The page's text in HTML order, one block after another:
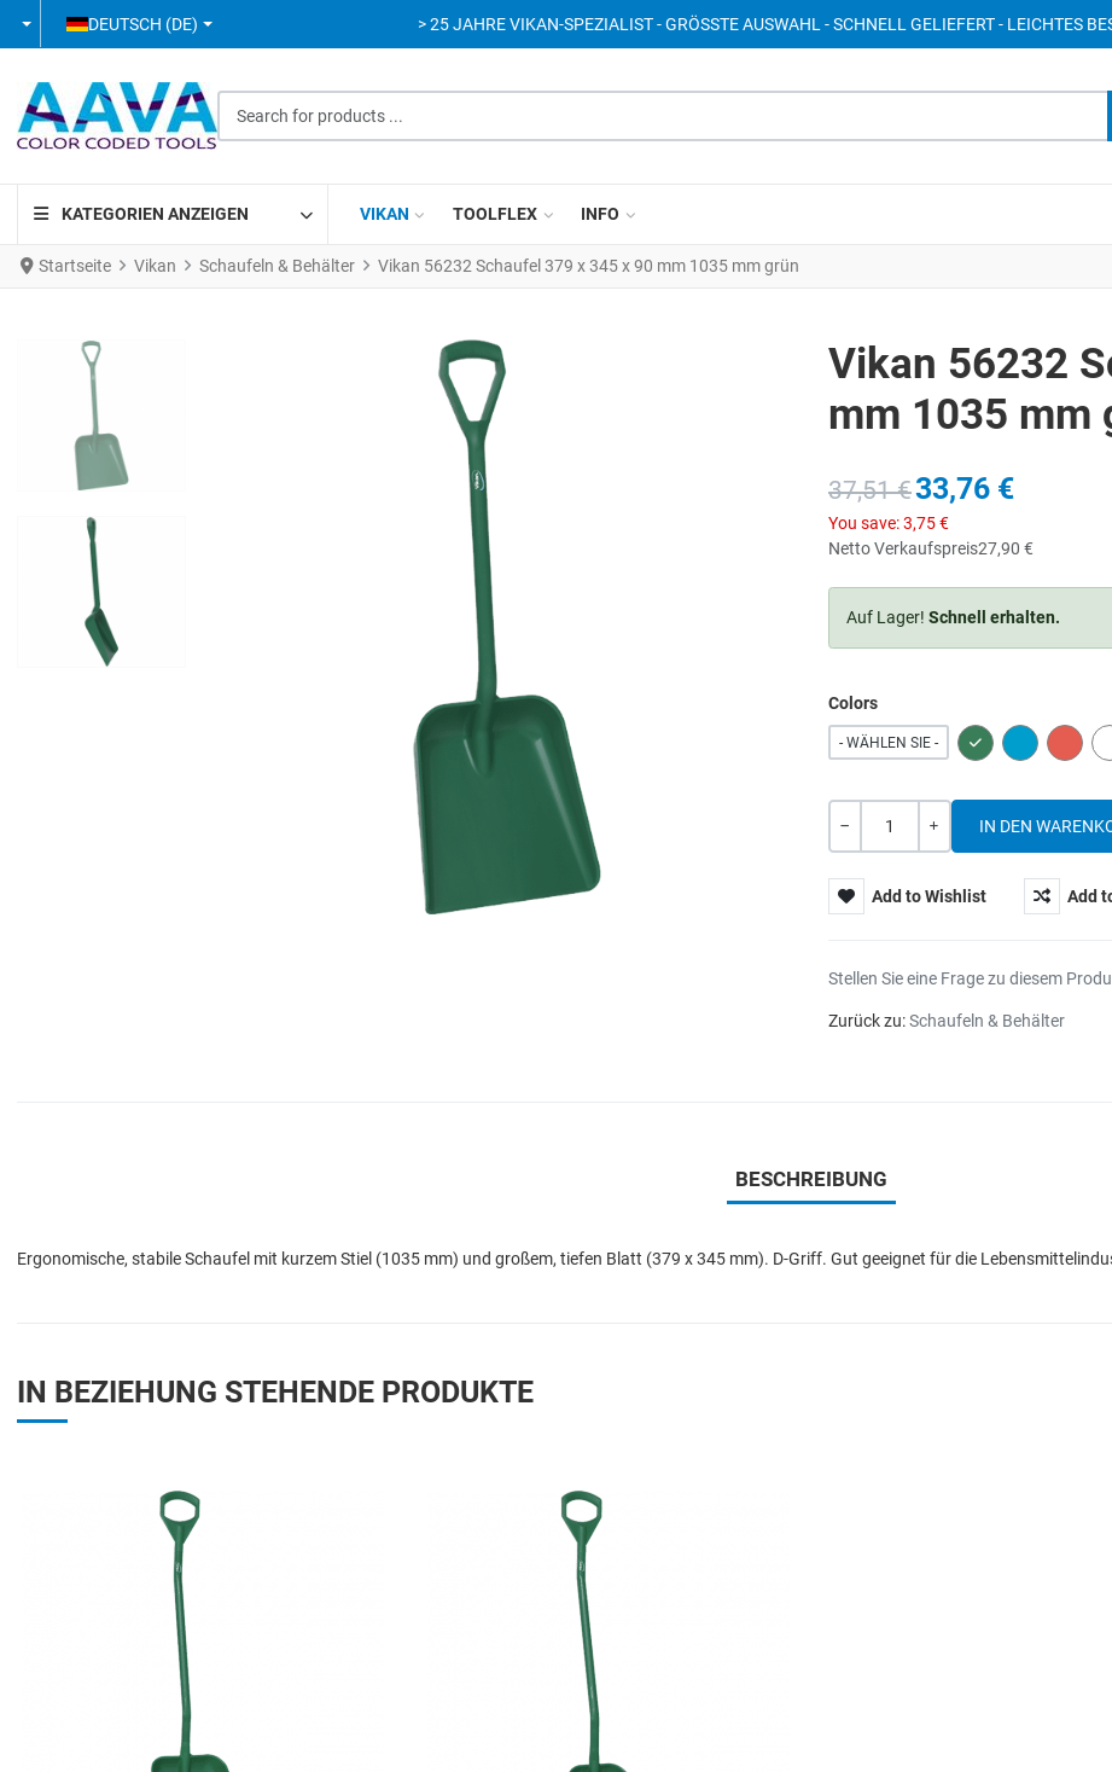
SPRACHE AUSWÄHLEN
DEUTSCH (DE) > 25 JAHRE VIKAN-SPEZIALIST - GRÖSSTE AUSWAHL - SCHNELL GELIEFERT - LEICHTES
KATEGORIEN ANZEIGEN VIKAN TOOLFLEX INFO
Startseite Vikan Schaufeln & Behälter Vikan 56232 Schaufel 379 x 345 x 90 mm 1035 mm grün
Vikan 56232
mm 1035 mm
37,51 €33,76 €
You save:3,75 €
Netto Verkaufspreis27,90 €
Auf Lager! Schnell erhalten.
Colors
- WÄHLEN SIE - GREEN BLUE RED
Add to Wishlist Add
Stellen Sie eine Frage zu diesem
Zurück zu:Schaufeln & Behälter
BESCHREIBUNG
Ergonomische, stabile Schaufel mit kurzem Stiel (1035 mm) und großem, tiefen Blatt (379 x 345 mm). D-Griff. Gut geeignet für die
IN BEZIEHUNG STEHENDE PRODUKTE